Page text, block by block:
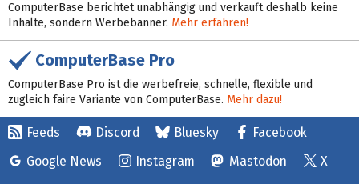
ComputerBase berichtet unabhängig und verkauft deshalb keine
Inhalte, sondern Werbebanner. Mehr erfahren!
ComputerBase Pro
ComputerBase Pro ist die werbefreie, schnelle, flexible und
zugleich faire Variante von ComputerBase. Mehr dazu!
Feeds Discord Bluesky
Facebook
Google News
Instagram Mastodon
X